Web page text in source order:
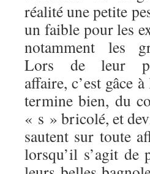
réalité une petite
un faible pour les
notamment les
Lors de leur
affaire, c’est gâce
termine bien, du
« s » bricolé, et
sautent sur toute
lorsqu’il s’agit de